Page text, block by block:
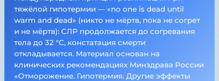
тяжёлой гипотермии — «no one is dead until
warm and dead» (никто не мёртв, пока не согрет
и не мёртв): СЛР продолжается до согревания
тела до 32 °C, констатация смерти
откладывается. Материал основан на
клинических рекомендациях Минздрава России
«Отморожение. Гипотермия. Другие эффекты